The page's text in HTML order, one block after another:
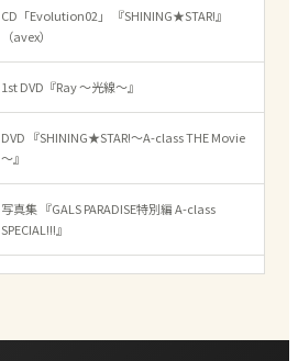
CD「Evolution02」 『SHINING★STAR!』
（avex）
1st DVD『Ray ～光線～』
DVD 『SHINING★STAR!～A-class THE Movie
～』
写真集 『GALS PARADISE特別編 A-class
SPECIAL!!!』